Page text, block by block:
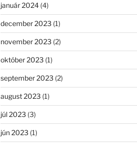
január 2024(4)
december 2023 (1)
november 2023 (2)
október 2023 (1)
september 2023 (2)
august 2023 (1)
júl 2023 (3)
jún 2023 (1)